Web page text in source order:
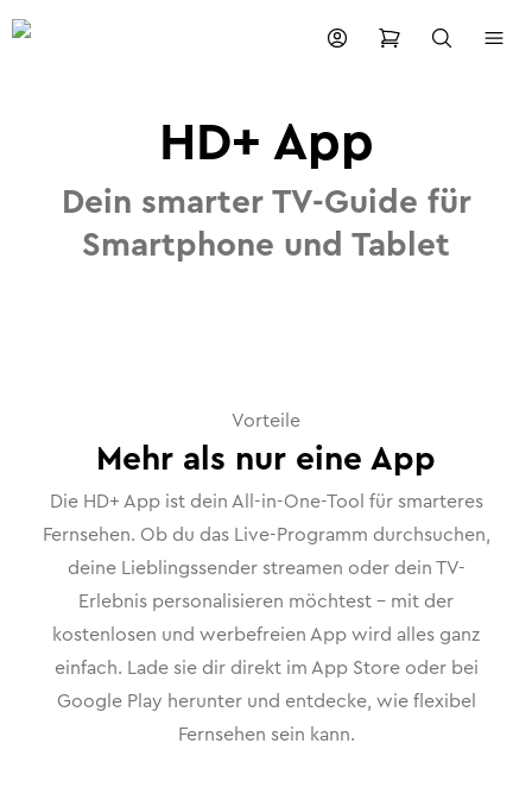
HD+ App
Dein smarter TV-Guide für
Smartphone und Tablet
Vorteile
Mehr als nur eine App
Die HD+ App ist dein All-in-One-Tool für smarteres
Fernsehen. Ob du das Live-Programm durchsuchen,
deine Lieblingssender streamen oder dein TV-
Erlebnis personalisieren möchtest – mit der
kostenlosen und werbefreien App wird alles ganz
einfach. Lade sie dir direkt im App Store oder bei
Google Play herunter und entdecke, wie flexibel
Fernsehen sein kann.